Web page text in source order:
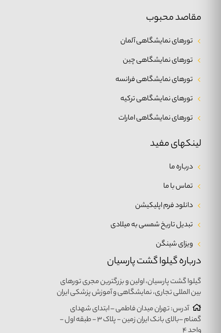
درباره گیلوا گشت پارسیان
گیلوا گشت پارسیان، اولین و بزرگترین مجری تورهای
بین المللی تجاری، نمایشگاهی و آموزش پزشکی ایران
آدرس: تهران میدان فاطمی – ابتدای شهدای
گمنام –بالای بانک ایران زمین - پلاک ۳ - طبقه اول -
لینکهای مفید
درباره ما
تماس با ما
دانلود فرم اپلیکیشن
تبدیل تاریخ شمسی به میلادی
ویزای شینگن
مقاصد محبوب
تورهای نمایشگاهی آلمان
تورهای نمایشگاهی چین
تورهای نمایشگاهی فرانسه
تورهای نمایشگاهی ترکیه
تورهای نمایشگاهی امارات